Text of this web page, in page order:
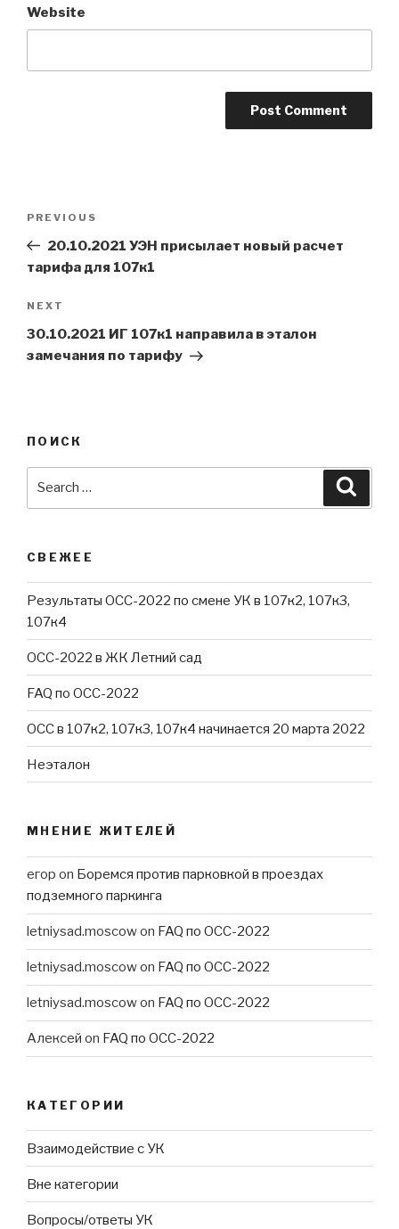
Website
Previous
Post
PREVIOUS
20.10.2021 УЭН присылает новый расчет
тарифа для 107к1
Next
Post
NEXT
30.10.2021 ИГ 107к1 направила в эталон
замечания по тарифу
ПОИСК
СВЕЖЕЕ
Результаты ОСС-2022 по смене УК в 107к2, 107к3,
107к4
ОСС-2022 в ЖК Летний сад
FAQ по ОСС-2022
ОСС в 107к2, 107к3, 107к4 начинается 20 марта 2022
Неэталон
МНЕНИЕ ЖИТЕЛЕЙ
егор on Боремся против парковкой в проездах
подземного паркинга
letniysad.moscowon FAQ по ОСС-2022
letniysad.moscowon FAQ по ОСС-2022
letniysad.moscowon FAQ по ОСС-2022
Алексей on FAQ по ОСС-2022
КАТЕГОРИИ
Взаимодействие с УК
Вне категории
Вопросы/ответы УК